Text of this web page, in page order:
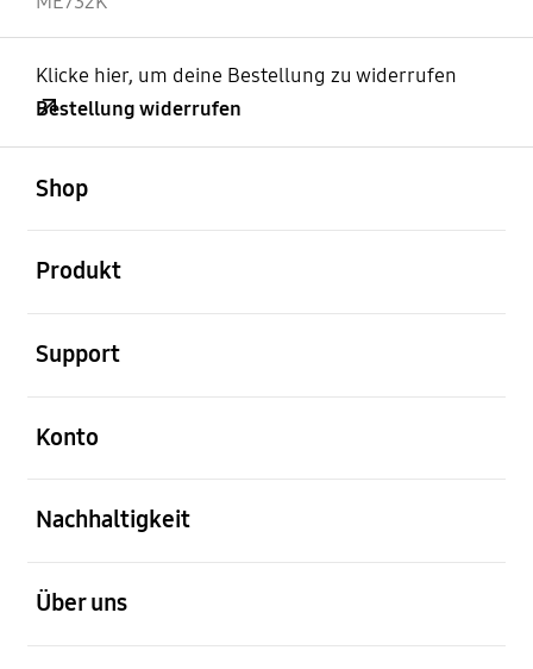
Klicke hier, um deine Bestellung zu widerrufen
Bestellung widerrufen
Shop
Produkt
Support
Konto
Nachhaltigkeit
Über uns